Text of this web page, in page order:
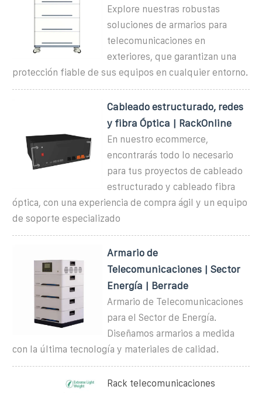
Explore nuestras robustas
soluciones de armarios para
telecomunicaciones en
exteriores, que garantizan una
protección fiable de sus equipos en cualquier entorno.
Cableado estructurado, redes
y fibra Óptica | RackOnline
En nuestro ecommerce,
encontrarás todo lo necesario
para tus proyectos de cableado
estructurado y cableado fibra
óptica, con una experiencia de compra ágil y un equipo
de soporte especializado
Armario de
Telecomunicaciones | Sector
Energía | Berrade
Armario de Telecomunicaciones
para el Sector de Energía.
Diseñamos armarios a medida
con la última tecnología y materiales de calidad.
Rack telecomunicaciones